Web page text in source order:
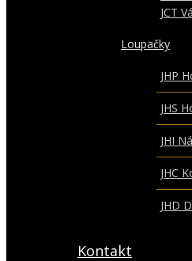
JCT
Loupačky
JHP
JHS
JHI
JHC
JHD
Kontakt